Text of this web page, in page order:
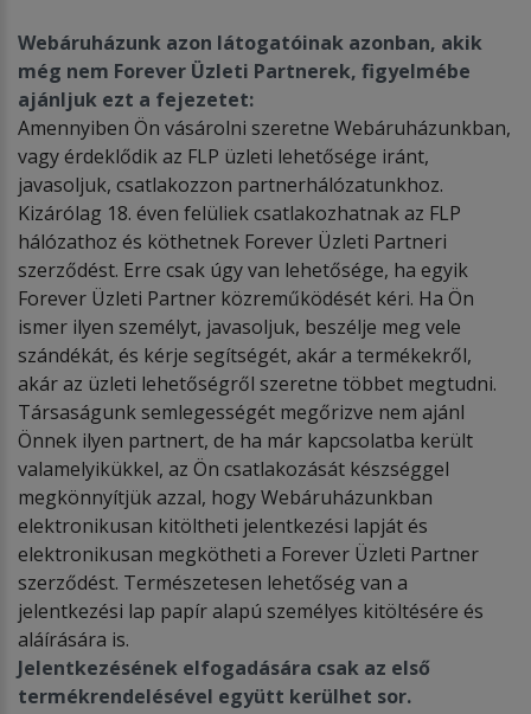
Webáruházunk azon látogatóinak azonban, akik
még nem Forever Üzleti Partnerek, figyelmébe
ajánljuk ezt a fejezetet:
Amennyiben Ön vásárolni szeretne Webáruházunkban,
vagy érdeklődik az FLP üzleti lehetősége iránt,
javasoljuk, csatlakozzon partnerhálózatunkhoz.
Kizárólag 18. éven felüliek csatlakozhatnak az FLP
hálózathoz és köthetnek Forever Üzleti Partneri
szerződést. Erre csak úgy van lehetősége, ha egyik
Forever Üzleti Partner közreműködését kéri. Ha Ön
ismer ilyen személyt, javasoljuk, beszélje meg vele
szándékát, és kérje segítségét, akár a termékekről,
akár az üzleti lehetőségről szeretne többet megtudni.
Társaságunk semlegességét megőrizve nem ajánl
Önnek ilyen partnert, de ha már kapcsolatba került
valamelyikükkel, az Ön csatlakozását készséggel
megkönnyítjük azzal, hogy Webáruházunkban
elektronikusan kitöltheti jelentkezési lapját és
elektronikusan megkötheti a Forever Üzleti Partner
szerződést. Természetesen lehetőség van a
jelentkezési lap papír alapú személyes kitöltésére és
aláírására is.
Jelentkezésének elfogadására csak az első
termékrendelésével együtt kerülhet sor.